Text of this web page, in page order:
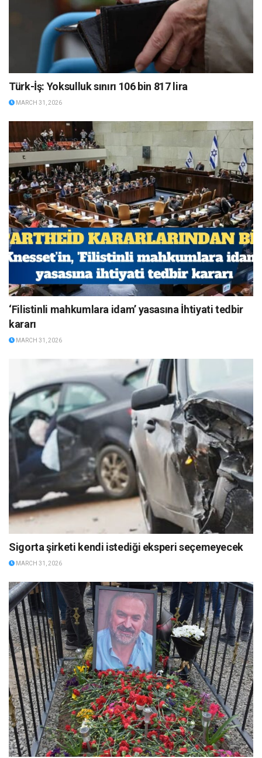
Türk-İş: Yoksulluk sınırı 106 bin 817 lira
MARCH 31, 2026
‘Filistinli mahkumlara idam’ yasasına İhtiyati tedbir
kararı
MARCH 31, 2026
Sigorta şirketi kendi istediği eksperi seçemeyecek
MARCH 31, 2026